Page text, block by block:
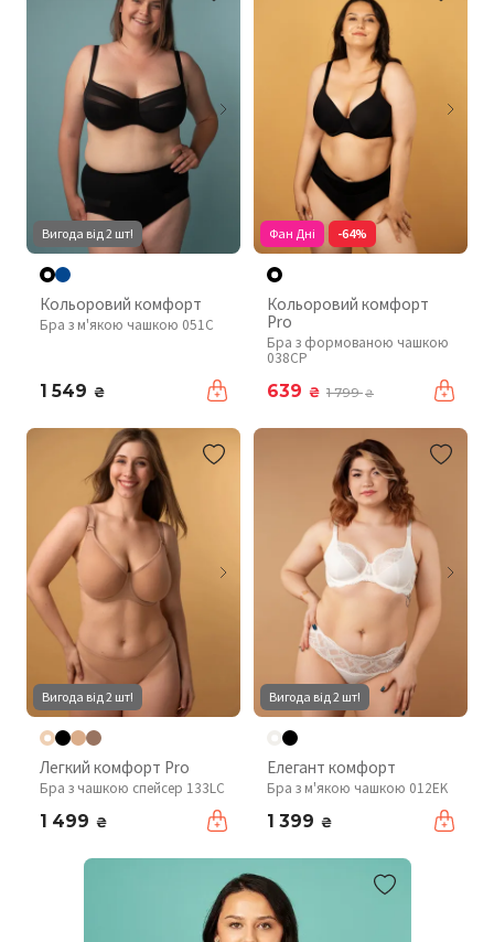
Вигода від 2 шт!
Кольоровий комфорт
Бра з м'якою чашкою 051C
1 549 ₴
Фан Дні -64%
Кольоровий комфорт
Pro
Бра з формованою чашкою
038CP
639 ₴ 1 799₴
Вигода від 2 шт!
Легкий комфорт Pro
Бра з чашкою спейсер 133LC
1 499 ₴
Вигода від 2 шт!
Елегант комфорт
Бра з м'якою чашкою 012EK
1 399 ₴